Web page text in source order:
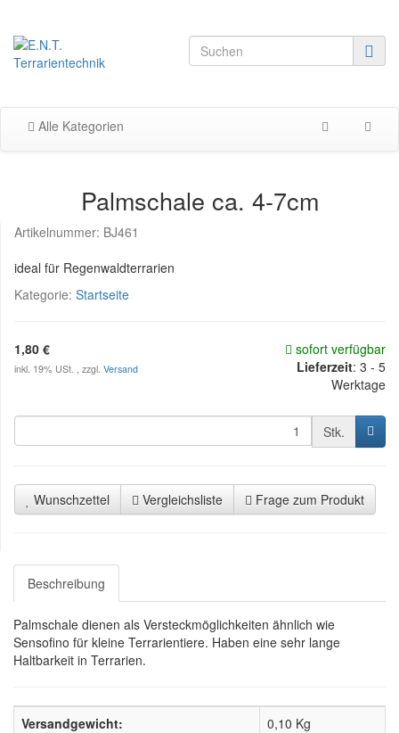
Alle Kategorien
Palmschale ca. 4-7cm
Artikelnummer: BJ461
ideal für Regenwaldterrarien
Kategorie: Startseite
1,80 €
inkl. 19% USt. , zzgl. Versand
sofort verfügbar
Lieferzeit: 3 - 5
Werktage
Stk.
Wunschzettel Vergleichsliste Frage zum Produkt
Beschreibung
Palmschale dienen als Versteckmöglichkeiten ähnlich wie
Sensofino für kleine Terrarientiere. Haben eine sehr lange
Haltbarkeit in Terrarien.
Versandgewicht:
0,10 Kg